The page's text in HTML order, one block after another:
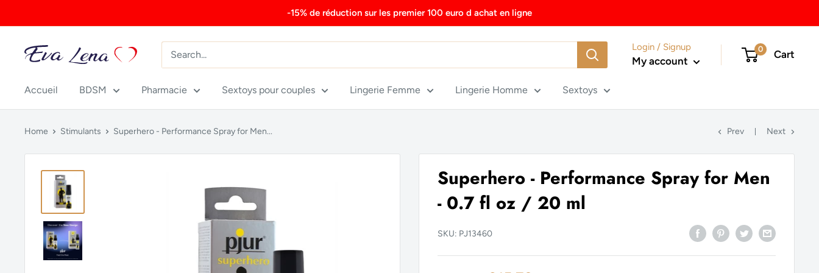
to
content
-15% de réduction sur les premier 100 euro d achat en ligne
Login / Signup
My account
0 Cart
Accueil BDSM Pharmacie Sextoys pour couples Lingerie Femme Lingerie Homme Sextoys
Home Stimulants Superhero - Performance Spray for Men... Prev Next
Superhero - Performance Spray for Men
- 0.7 fl oz / 20 ml
SKU: PJ13460